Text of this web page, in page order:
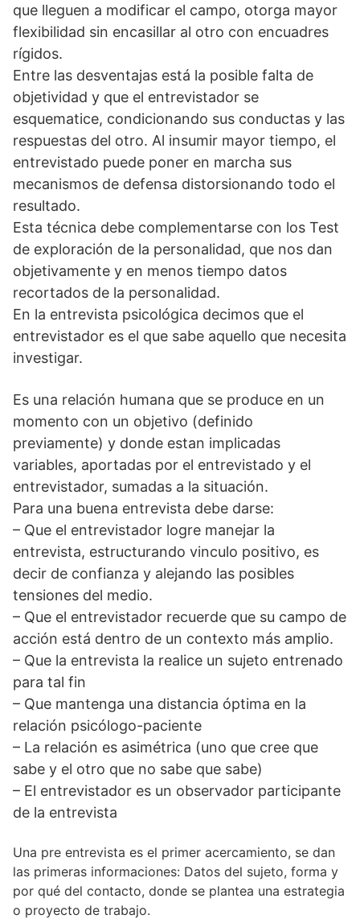
que lleguen a modificar el campo, otorga mayor
flexibilidad sin encasillar al otro con encuadres
rígidos.
Entre las desventajas está la posible falta de
objetividad y que el entrevistador se
esquematice, condicionando sus conductas y las
respuestas del otro. Al insumir mayor tiempo, el
entrevistado puede poner en marcha sus
mecanismos de defensa distorsionando todo el
resultado.
Esta técnica debe complementarse con los Test
de exploración de la personalidad, que nos dan
objetivamente y en menos tiempo datos
recortados de la personalidad.
En la entrevista psicológica decimos que el
entrevistador es el que sabe aquello que necesita
investigar.
Es una relación humana que se produce en un
momento con un objetivo (definido
previamente) y donde estan implicadas
variables, aportadas por el entrevistado y el
entrevistador, sumadas a la situación.
Para una buena entrevista debe darse:
– Que el entrevistador logre manejar la
entrevista, estructurando vinculo positivo, es
decir de confianza y alejando las posibles
tensiones del medio.
– Que el entrevistador recuerde que su campo de
acción está dentro de un contexto más amplio.
– Que la entrevista la realice un sujeto entrenado
para tal fin
– Que mantenga una distancia óptima en la
relación psicólogo-paciente
– La relación es asimétrica (uno que cree que
sabe y el otro que no sabe que sabe)
– El entrevistador es un observador participante
de la entrevista
Una pre entrevista es el primer acercamiento, se dan
las primeras informaciones: Datos del sujeto, forma y
por qué del contacto, donde se plantea una estrategia
o proyecto de trabajo.